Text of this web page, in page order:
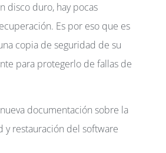
disco duro, hay pocas
Es por eso que es
copia de seguridad de su
para protegerlo de fallas de
documentación sobre la
y restauración del software